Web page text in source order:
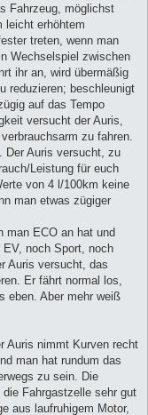
Fahrzeug, möglichst
leicht erhöhtem
treten, wenn man
Wechselspiel zwischen
ihr an, wird übermäßig
reduzieren; beschleunigt
auf das Tempo
versucht der Auris,
zu fahren.
Der Auris versucht, zu
Leistung für euch
von 4 l/100km keine
man etwas zügiger
man ECO an hat und
noch Sport, noch
Auris versucht, das
Er fährt normal los,
eben. Aber mehr weiß
Auris nimmt Kurven recht
man hat rundum das
zu sein. Die
Fahrgastzelle sehr gut
aus laufruhigem Motor,